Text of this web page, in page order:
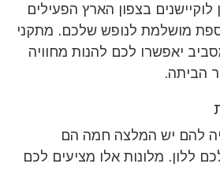
לוקיישנים בצפון הארץ הפעילים
מושלמת לנופש שלכם. מתקני
יאפשרו לכם להנות מחוויה
הביתה.
להם יש המלצה חמה הם
ללון. מלונות אלו מציעים לכם